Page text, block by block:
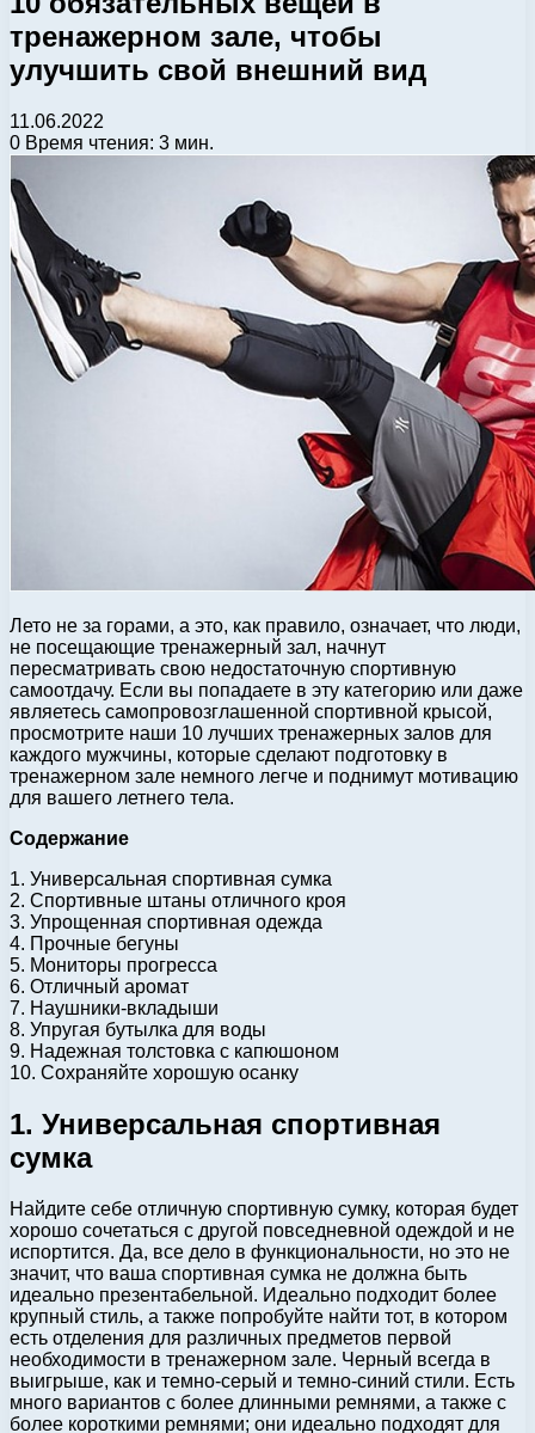
тренажерном зале, чтобы
улучшить свой внешний вид
11.06.2022
0 Время чтения: 3 мин.
Лето не за горами, а это, как правило, означает, что люди,
не посещающие тренажерный зал, начнут
пересматривать свою недостаточную спортивную
самоотдачу. Если вы попадаете в эту категорию или даже
являетесь самопровозглашенной спортивной крысой,
просмотрите наши 10 лучших тренажерных залов для
каждого мужчины, которые сделают подготовку в
тренажерном зале немного легче и поднимут мотивацию
для вашего летнего тела.
Содержание
1. Универсальная спортивная сумка
2. Спортивные штаны отличного кроя
3. Упрощенная спортивная одежда
4. Прочные бегуны
5. Мониторы прогресса
6. Отличный аромат
7. Наушники-вкладыши
8. Упругая бутылка для воды
9. Надежная толстовка с капюшоном
10. Сохраняйте хорошую осанку
1. Универсальная спортивная
сумка
Найдите себе отличную спортивную сумку, которая будет
хорошо сочетаться с другой повседневной одеждой и не
испортится. Да, все дело в функциональности, но это не
значит, что ваша спортивная сумка не должна быть
идеально презентабельной. Идеально подходит более
крупный стиль, а также попробуйте найти тот, в котором
есть отделения для различных предметов первой
необходимости в тренажерном зале. Черный всегда в
выигрыше, как и темно-серый и темно-синий стили. Есть
много вариантов с более длинными ремнями, а также с
более короткими ремнями; они идеально подходят для